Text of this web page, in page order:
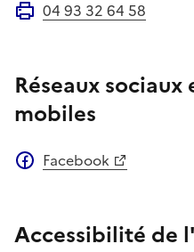
04 93 32 64 58
Réseaux
mobiles
Facebook
Accessibilité de